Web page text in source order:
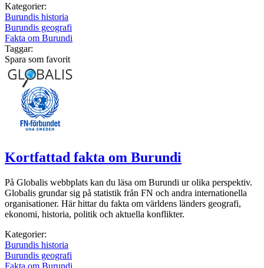
Kategorier:
Burundis historia
Burundis geografi
Fakta om Burundi
Taggar:
Spara som favorit
Kortfattad fakta om Burundi
På Globalis webbplats kan du läsa om Burundi ur olika perspektiv.
Globalis grundar sig på statistik från FN och andra internationella
organisationer. Här hittar du fakta om världens länders geografi,
ekonomi, historia, politik och aktuella konflikter.
Kategorier:
Burundis historia
Burundis geografi
Fakta om Burundi